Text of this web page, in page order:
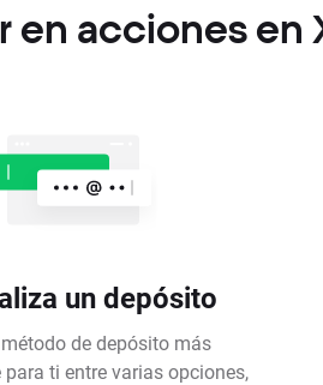
en acciones en
un depósito
de depósito más
para ti entre varias opciones,